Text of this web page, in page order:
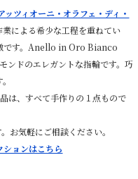
ィオーニ・オラフェ・ディ・
による希少な工程を重ねてい
です。Anello in Oro Bianco
ドのエレガントな指輪です。巧
、すべて手作りの１点もので
お気軽にご相談ください。
ョンはこちら